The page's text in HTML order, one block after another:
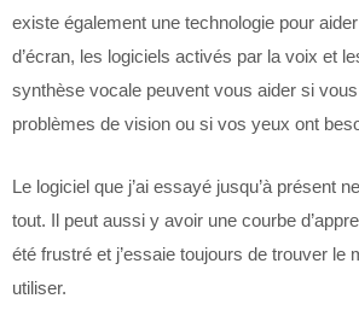
existe également une technologie pour
d’écran, les logiciels activés par la voix et
synthèse vocale peuvent vous aider si
problèmes de vision ou si vos yeux ont
Le logiciel que j’ai essayé jusqu’à présent
tout. Il peut aussi y avoir une courbe
été frustré et j’essaie toujours de trouver le
utiliser.